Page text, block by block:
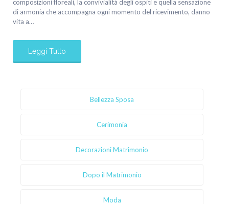
composizioni floreali, la convivialità degli ospiti e quella sensazione
di armonia che accompagna ogni momento del ricevimento, danno
vita a…
Leggi Tutto
Bellezza Sposa
Cerimonia
Decorazioni Matrimonio
Dopo il Matrimonio
Moda